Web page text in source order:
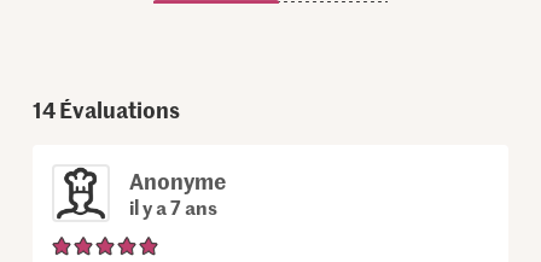
14Évaluations
Anonyme
il y a 7 ans